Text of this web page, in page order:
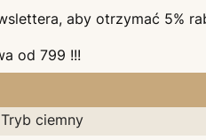
aby otrzymać 5%
od 799 !!!
Tryb ciemny